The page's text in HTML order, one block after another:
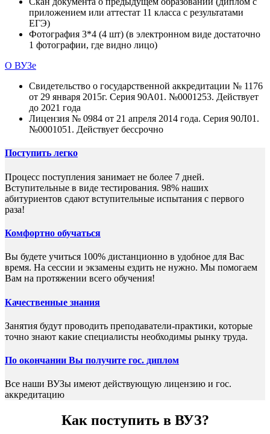
приложением или аттестат 11 класса с результатами
ЕГЭ)
Фотография 3*4 (4 шт) (в электронном виде достаточно
1 фотографии, где видно лицо)
О ВУЗе
Свидетельство о государственной аккредитации № 1176
от 29 января 2015г. Серия 90А01. №0001253. Действует
до 2021 года
Лицензия № 0984 от 21 апреля 2014 года. Серия 90Л01.
№0001051. Действует бессрочно
Поступить легко
Процесс поступления занимает не более 7 дней.
Вступительные в виде тестирования. 98% наших
абитуриентов сдают вступительные испытания с первого
раза!
Комфортно обучаться
Вы будете учиться 100% дистанционно в удобное для Вас
время. На сессии и экзамены ездить не нужно. Мы помогаем
Вам на протяжении всего обучения!
Качественные знания
Занятия будут проводить преподаватели-практики, которые
точно знают какие специалисты необходимы рынку труда.
По окончании Вы получите гос. диплом
Все наши ВУЗы имеют действующую лицензию и гос.
аккредитацию
Как поступить в ВУЗ?